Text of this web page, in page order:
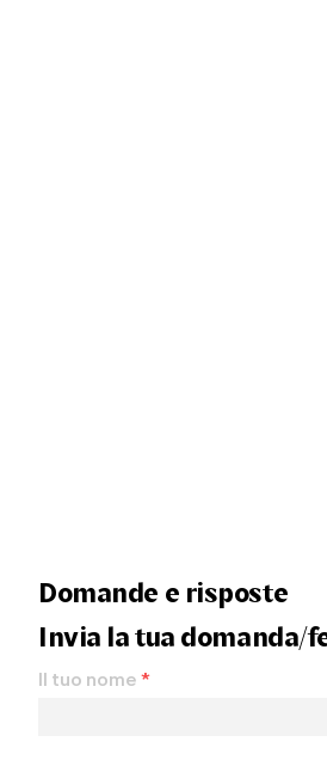
Domande e risposte
Invia la tua domanda/
Il tuo nome *